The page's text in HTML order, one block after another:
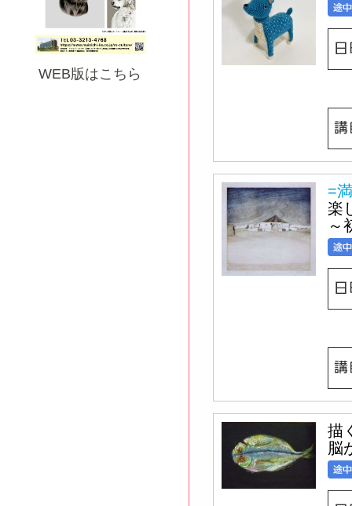
WEB版はこちら
=
楽
～
描
脳